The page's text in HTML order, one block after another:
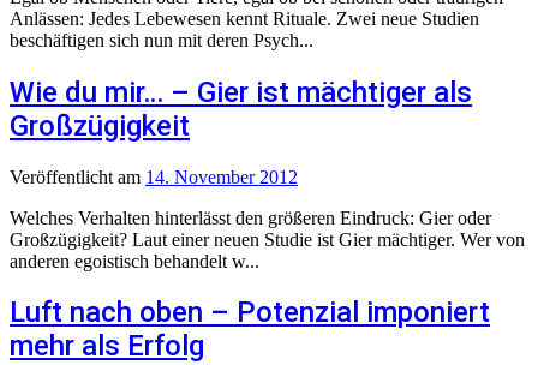
Anlässen: Jedes Lebewesen kennt Rituale. Zwei neue Studien
beschäftigen sich nun mit deren Psych...
Wie du mir… – Gier ist mächtiger als
Großzügigkeit
Veröffentlicht am 14. November 2012
Welches Verhalten hinterlässt den größeren Eindruck: Gier oder
Großzügigkeit? Laut einer neuen Studie ist Gier mächtiger. Wer von
anderen egoistisch behandelt w...
Luft nach oben – Potenzial imponiert
mehr als Erfolg